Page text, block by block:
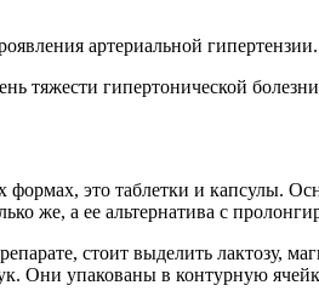
артериальной гипертензии.
тяжести гипертонической
формах, это таблетки и капсулы.
же, а ее альтернатива с
стоит выделить лактозу,
Они упакованы в контурную